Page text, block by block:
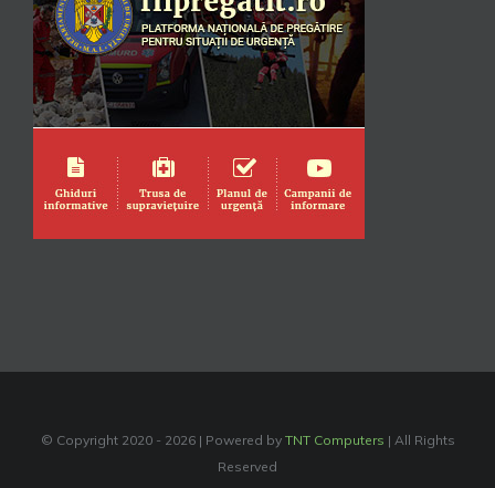
© Copyright 2020 - 2026 | Powered by TNT Computers | All Rights
Reserved